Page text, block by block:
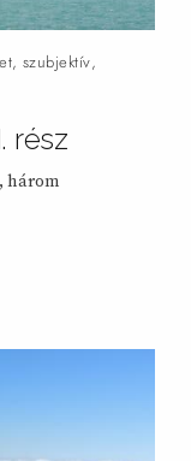
, szubjektív,
rész
három